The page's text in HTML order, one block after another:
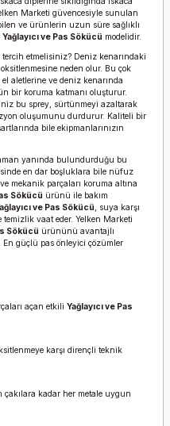
Marketi güvencesiyle sunulan
ve ürünlerin uzun süre sağlıklı
Yağlayıcı ve Pas Sökücü modelidir.
tercih etmelisiniz? Deniz kenarındaki
neden olur. Bu çok
el aletlerine ve deniz kenarında
bir koruma katmanı oluşturur.
bu sprey, sürtünmeyi azaltarak
oluşumunu durdurur. Kaliteli bir
bile ekipmanlarınızın
yanında bulundurduğu bu
en dar boşluklara bile nüfuz
mekanik parçaları koruma altına
Sökücü ürünü ile bakım
ve Pas Sökücü , suya karşı
vaat eder. Yelken Marketi
Sökücü ürününü avantajlı
güçlü pas önleyici çözümler
açan etkili Yağlayıcı ve Pas
karşı dirençli teknik
çakılara kadar her metale uygun